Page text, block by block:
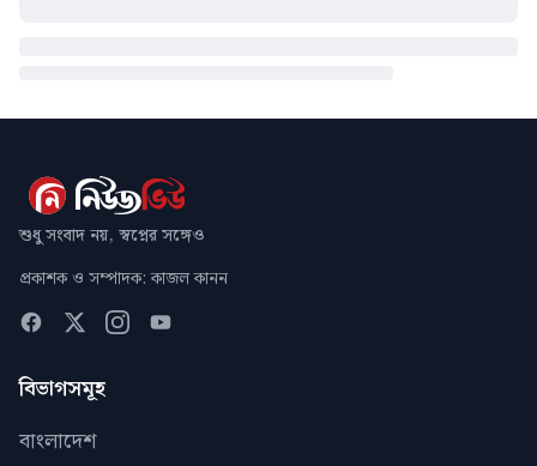
শুধু সংবাদ নয়, স্বপ্নের সঙ্গেও
প্রকাশক ও সম্পাদক: কাজল কানন
বিভাগসমূহ
বাংলাদেশ